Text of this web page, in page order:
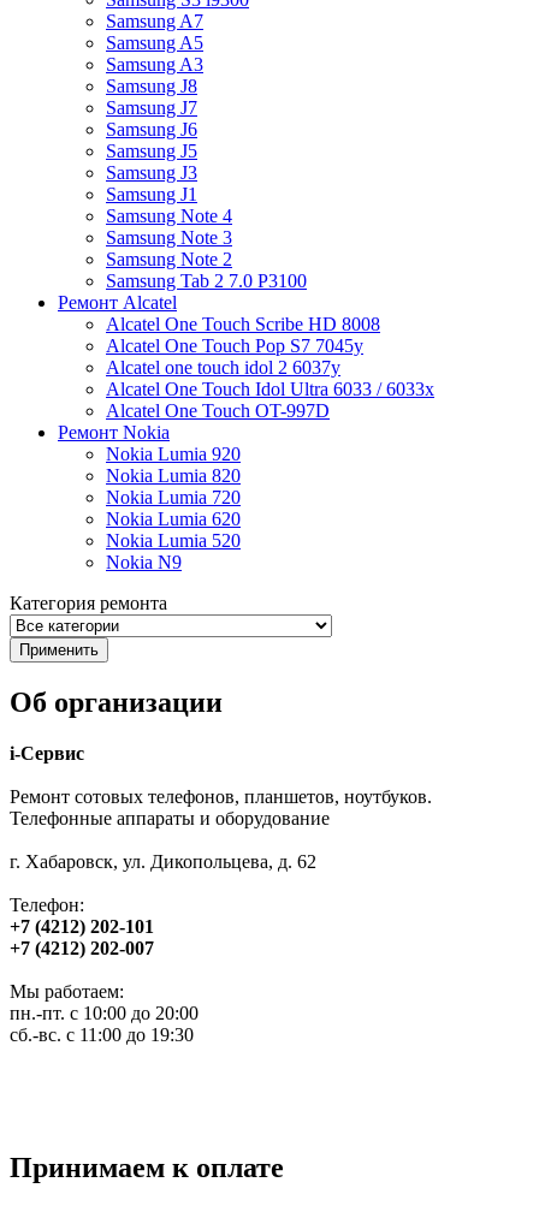
Samsung A7
Samsung A5
Samsung A3
Samsung J8
Samsung J7
Samsung J6
Samsung J5
Samsung J3
Samsung J1
Samsung Note 4
Samsung Note 3
Samsung Note 2
Samsung Tab 2 7.0 P3100
Ремонт Alcatel
Alcatel One Touch Scribe HD 8008
Alcatel One Touch Pop S7 7045y
Alcatel one touch idol 2 6037y
Alcatel One Touch Idol Ultra 6033 / 6033x
Alcatel One Touch OT-997D
Ремонт Nokia
Nokia Lumia 920
Nokia Lumia 820
Nokia Lumia 720
Nokia Lumia 620
Nokia Lumia 520
Nokia N9
Категория ремонта
Об организации
i-Сервис
Ремонт сотовых телефонов, планшетов, ноутбуков.
Телефонные аппараты и оборудование
г. Хабаровск, ул. Дикопольцева, д. 62
Телефон:
+7 (4212) 202-101
+7 (4212) 202-007
Мы работаем:
пн.-пт. с 10:00 до 20:00
сб.-вс. с 11:00 до 19:30
Принимаем к оплате